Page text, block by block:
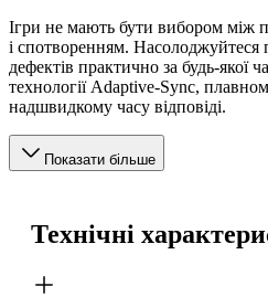
Ігри не мають бути вибором між
і спотворенням. Насолоджуйтеся
дефектів практично за будь-якої
технології Adaptive-Sync,
надшвидкому часу відповіді.
Показати більше
Технічні